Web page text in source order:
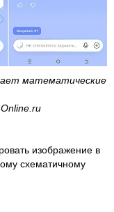
математические
изображение в
схематичному